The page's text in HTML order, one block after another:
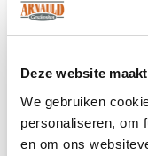
Deze website
We gebruiken
personaliseren, om
en om ons
Heb je niet
zoekt?